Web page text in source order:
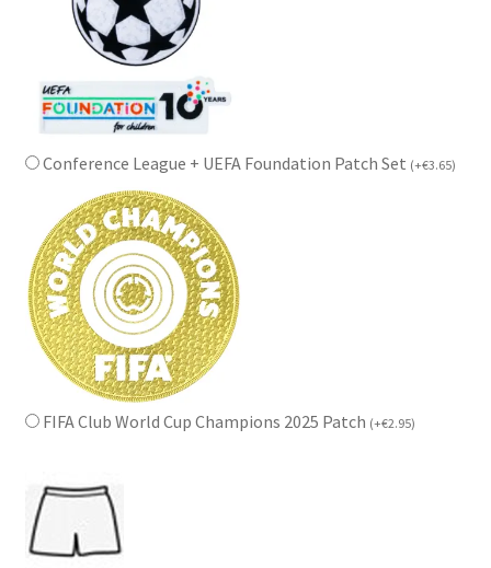
Conference League + UEFA Foundation Patch Set (+€3.65)
FIFA Club World Cup Champions 2025 Patch (+€2.95)